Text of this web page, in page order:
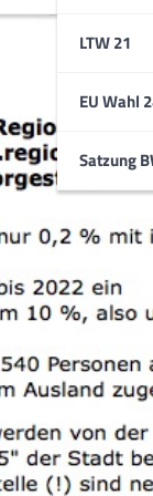
LTW 21
EU Wahl
Satzung